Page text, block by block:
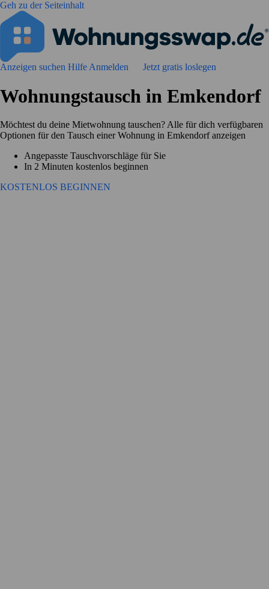
Geh zu der Seiteinhalt
Anzeigen suchen Hilfe Anmelden Jetzt gratis loslegen
Wohnungstausch in Emkendorf
Möchtest du deine Mietwohnung tauschen? Alle für dich verfügbaren
Optionen für den Tausch einer Wohnung in Emkendorf anzeigen
Angepasste Tauschvorschläge für Sie
In 2 Minuten kostenlos beginnen
KOSTENLOS BEGINNEN